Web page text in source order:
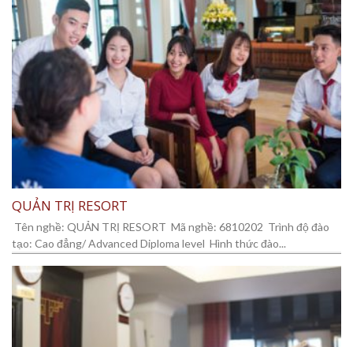
QUẢN TRỊ RESORT
Tên nghề: QUẢN TRỊ RESORT Mã nghề: 6810202 Trình độ đào
tạo: Cao đẳng/ Advanced Diploma level Hình thức đào...